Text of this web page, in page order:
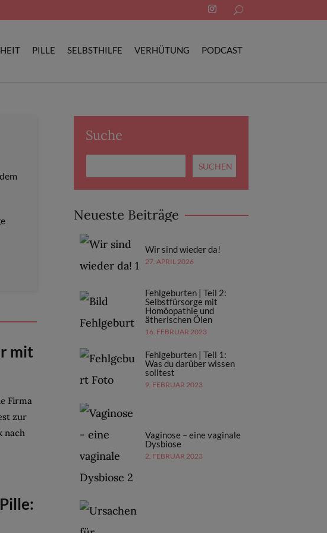
for:
PILLE SELBSTHILFE VERHÜTUNG PODCAST
mit
Firma
zur
nach
Suche
Neueste Beiträge
Wir sind wieder da!
27. APRIL 2026
Fehlgeburten | Teil 2:
Selbstfürsorge mit
Homöopathie und
ätherischen Ölen
16. FEBRUAR 2023
Fehlgeburten | Teil 1:
Was du darüber wissen
solltest
9. FEBRUAR 2023
Vaginose – eine vaginale
Dysbiose
2. FEBRUAR 2023